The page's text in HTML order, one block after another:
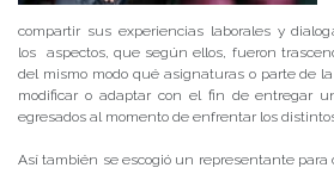
compartir sus experiencias laborales y
los aspectos, que según ellos, fueron
del mismo modo qué asignaturas o parte de
modificar o adaptar con el fin de entregar
egresados al momento de enfrentar los
Así también se escogió un representante para